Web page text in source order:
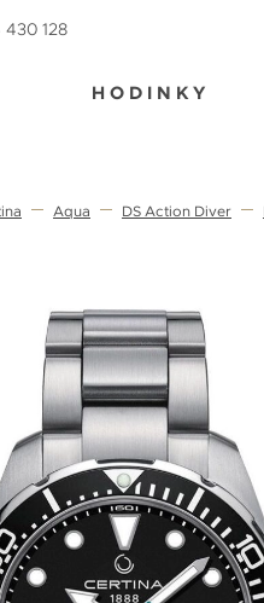
128
HODINKY
Aqua DS Action Diver